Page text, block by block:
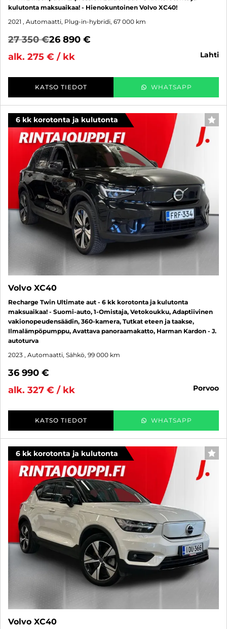
kulutonta maksuaikaa! - Hienokuntoinen Volvo XC40!
2021 , Automaatti, Plug-in-hybridi, 67 000 km
27 350 €26 890 €
alk. 275 € / kk
lahti
KATSO TIEDOT WHATSAPP
6 kk korotonta ja kulutonta
Volvo XC40
Recharge Twin Ultimate aut - 6 kk korotonta ja kulutonta
maksuaikaa! - Suomi-auto, 1-Omistaja, Vetokoukku, Adaptiivinen
vakionopeudensäädin, 360-kamera, Tutkat eteen ja taakse,
Ilmalämpöpumppu, Avattava panoraamakatto, Harman Kardon - J.
autoturva
2023 , Automaatti, Sähkö, 99 000 km
36 990 €
alk. 327 € / kk
porvoo
KATSO TIEDOT WHATSAPP
6 kk korotonta ja kulutonta
Volvo XC40